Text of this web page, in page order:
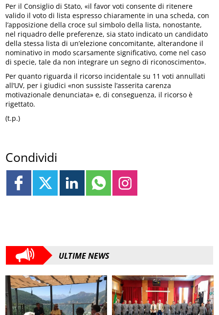
Per il Consiglio di Stato, «il favor voti consente di ritenere
valido il voto di lista espresso chiaramente in una scheda, con
l’apposizione della croce sul simbolo della lista, nonostante,
nel riquadro delle preferenze, sia stato indicato un candidato
della stessa lista di un’elezione concomitante, alterandone il
nominativo in modo scarsamente significativo, come nel caso
di specie, tale da non integrare un segno di riconoscimento».
Per quanto riguarda il ricorso incidentale su 11 voti annullati
all’UV, per i giudici «non sussiste l’asserita carenza
motivazionale denunciata» e, di conseguenza, il ricorso è
rigettato.
(t.p.)
Condividi
ULTIME NEWS